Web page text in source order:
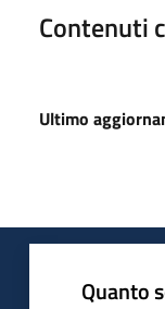
Contenuti
Ultimo
Quanto